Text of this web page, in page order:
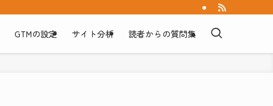
GTMの設定 サイト分析 読者からの質問集